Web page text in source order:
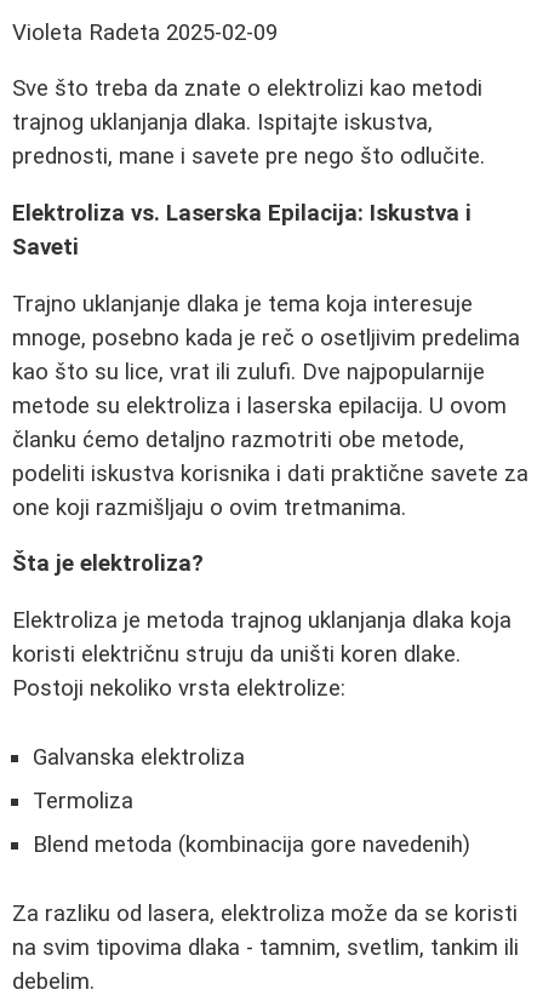
Violeta Radeta 2025-02-09
Sve što treba da znate o elektrolizi kao metodi
trajnog uklanjanja dlaka. Ispitajte iskustva,
prednosti, mane i savete pre nego što odlučite.
Elektroliza vs. Laserska Epilacija: Iskustva i
Saveti
Trajno uklanjanje dlaka je tema koja interesuje
mnoge, posebno kada je reč o osetljivim predelima
kao što su lice, vrat ili zulufi. Dve najpopularnije
metode su elektroliza i laserska epilacija. U ovom
članku ćemo detaljno razmotriti obe metode,
podeliti iskustva korisnika i dati praktične savete za
one koji razmišljaju o ovim tretmanima.
Šta je elektroliza?
Elektroliza je metoda trajnog uklanjanja dlaka koja
koristi električnu struju da uništi koren dlake.
Postoji nekoliko vrsta elektrolize:
Galvanska elektroliza
Termoliza
Blend metoda (kombinacija gore navedenih)
Za razliku od lasera, elektroliza može da se koristi
na svim tipovima dlaka - tamnim, svetlim, tankim ili
debelim.